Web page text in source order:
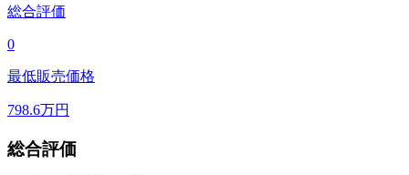
総合評価
0
最低販売価格
798.6万円
総合評価